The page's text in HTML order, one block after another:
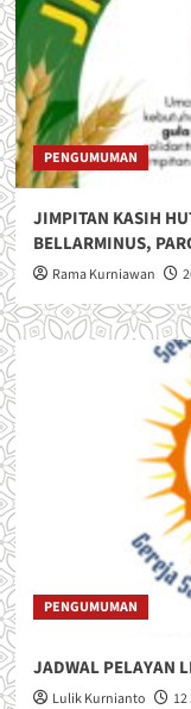
PENGUMUMAN
JIMPITAN KASIH
BELLARMINUS,
Rama Kurniawan
PENGUMUMAN
JADWAL PELAYAN
Lulik Kurnianto